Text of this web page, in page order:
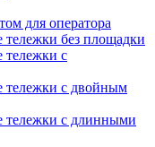
для оператора
тележки без площадки
тележки с
тележки с двойным
тележки с длинными